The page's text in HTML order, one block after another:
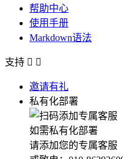
帮助中心
使用手册
Markdown语法
支持  
邀请有礼
私有化部署
如需私有化部署
请添加您的专属客服